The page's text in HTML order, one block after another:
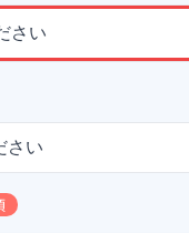
さい
さい